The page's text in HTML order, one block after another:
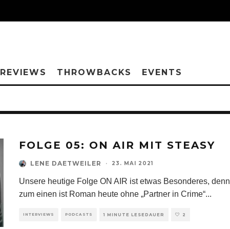
REVIEWS THROWBACKS EVENTS
FOLGE 05: ON AIR MIT STEASY
LENE DAETWEILER · 23. MAI 2021
Unsere heutige Folge ON AIR ist etwas Besonderes, denn
zum einen ist Roman heute ohne „Partner in Crime“...
INTERVIEWS PODCASTS 1 MINUTE LESEDAUER 2